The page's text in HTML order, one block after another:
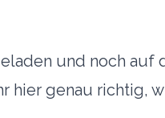
und noch auf
hier genau richtig,